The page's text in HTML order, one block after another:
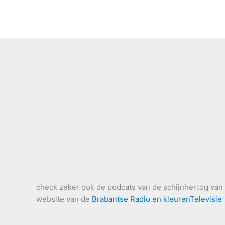
check zeker ook de podcats van de schijnhertog
website van de Brabantse Radio en kleurenTelevisie